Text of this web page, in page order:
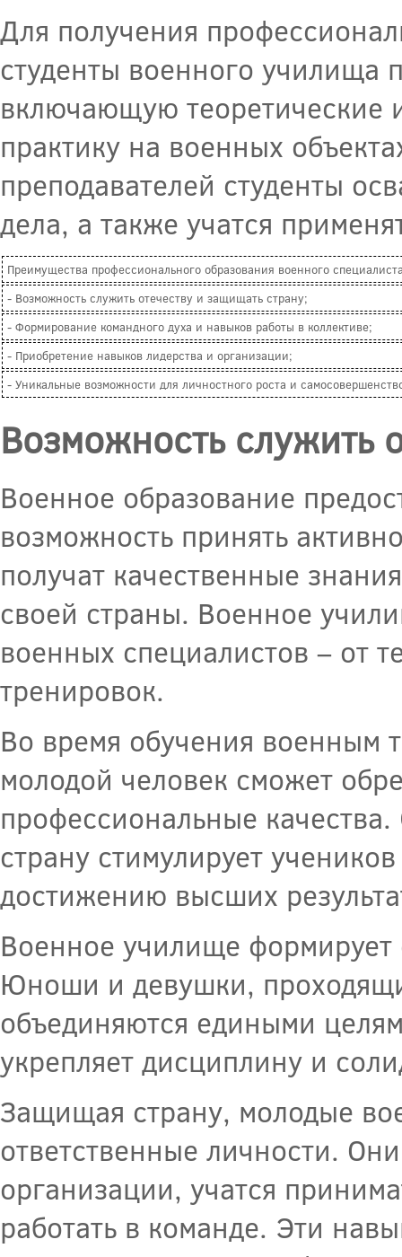
Для получения
студенты военного училища
включающую теоретические
практику на военных
преподавателей студенты
дела, а также учатся
Преимущества профессионального образования военного
- Возможность служить отечеству и защищать страну;
- Формирование командного духа и навыков работы в коллективе;
- Приобретение навыков лидерства и организации;
- Уникальные возможности для личностного роста и
Возможность служить
Военное образование
возможность принять
получат качественные
своей страны. Военное
военных специалистов – от
тренировок.
Во время обучения военным
молодой человек сможет
профессиональные
страну стимулирует
достижению высших
Военное училище формирует
Юноши и девушки,
объединяются едиными
укрепляет дисциплину и
Защищая страну, молодые
ответственные личности.
организации, учатся
работать в команде. Эти